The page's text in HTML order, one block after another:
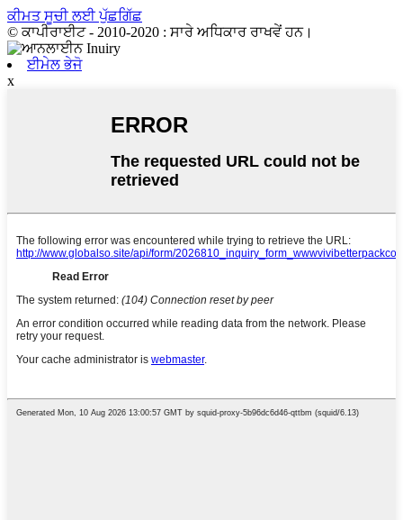
ਕੀਮਤ ਸੂਚੀ ਲਈ ਪੁੱਛਗਿੱਛ
© ਕਾਪੀਰਾਈਟ - 2010-2020 : ਸਾਰੇ ਅਧਿਕਾਰ ਰਾਖਵੇਂ ਹਨ।
ਈਮੇਲ ਭੇਜੋ
x